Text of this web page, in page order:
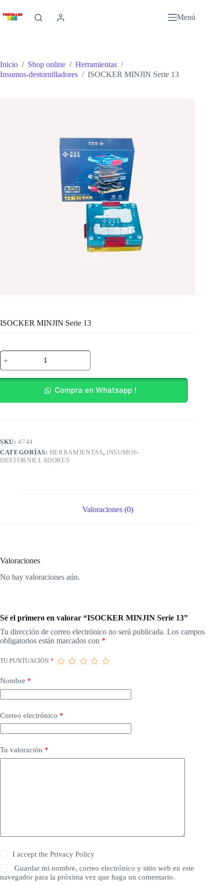
al
contenido
Menú
Inicio / Shop online / Herramientas /
Insumos-destornilladores / ISOCKER MINJIN Serie 13
ISOCKER MINJIN Serie 13
ISOCKER
MINJIN
Serie
13
Compra en Whatsapp !
SKU:4744
CATEGORÍAS: HERRAMIENTAS, INSUMOS-
DESTORNILLADORES
Valoraciones (0)
Valoraciones
No hay valoraciones aún.
Sé el primero en valorar “ISOCKER MINJIN Serie 13”
Tu dirección de correo electrónico no será publicada. Los campos
obligatorios están marcados con *
TU PUNTUACIÓN *
Nombre *
Correo electrónico *
Tu valoración *
I accept thePrivacy Policy
Guardar mi nombre, correo electrónico y sitio web en este
navegador para la próxima vez que haga un comentario.